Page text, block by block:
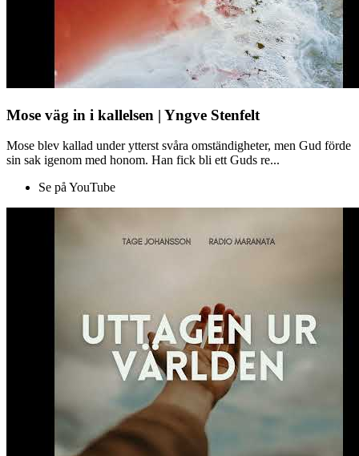
Mose väg in i kallelsen | Yngve Stenfelt
Mose blev kallad under ytterst svåra omständigheter, men Gud förde
sin sak igenom med honom. Han fick bli ett Guds re...
Se på YouTube